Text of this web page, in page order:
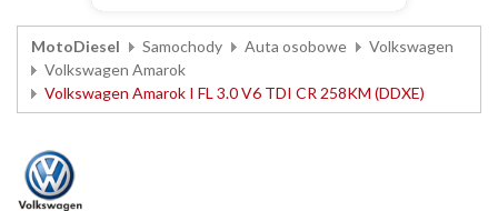
MotoDiesel Samochody Auta osobowe
Volkswagen
Volkswagen Amarok
Volkswagen Amarok I FL 3.0 V6 TDI CR 258KM (DDXE)